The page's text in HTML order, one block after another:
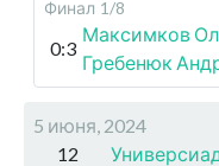
Финал 1/8
0:3
Максимков
Гребенюк
5 июня, 2024
12